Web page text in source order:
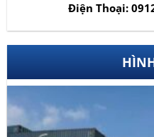
Điện Thoại: